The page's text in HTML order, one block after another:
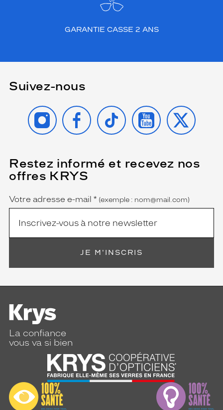
GARANTIE CASSE 2 ANS
Suivez-nous
INSTAGRAMFACEBOOK
TIKTOK YOUTUBE
X
Restez informé et recevez nos
offres KRYS
Name
Votre adresse e-mail *
(Ce
champ
est
(exemple : nom@mail.com)
JE M'INSCRIS
La confiance
vous va si bien